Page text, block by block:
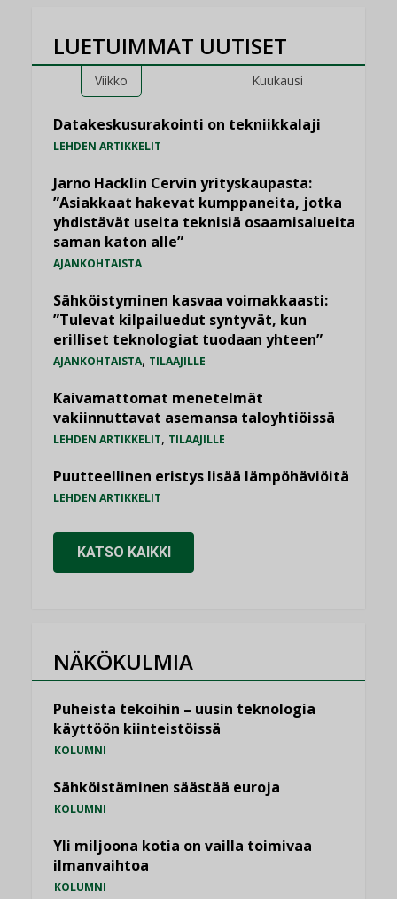
LUETUIMMAT UUTISET
Viikko Kuukausi
Datakeskusurakointi on tekniikkalaji
LEHDEN ARTIKKELIT
Jarno Hacklin Cervin yrityskaupasta:
”Asiakkaat hakevat kumppaneita, jotka
yhdistävät useita teknisiä osaamisalueita
saman katon alle”
AJANKOHTAISTA
Sähköistyminen kasvaa voimakkaasti:
”Tulevat kilpailuedut syntyvät, kun
erilliset teknologiat tuodaan yhteen”
AJANKOHTAISTA, TILAAJILLE
Kaivamattomat menetelmät
vakiinnuttavat asemansa taloyhtiöissä
LEHDEN ARTIKKELIT, TILAAJILLE
Puutteellinen eristys lisää lämpöhäviöitä
LEHDEN ARTIKKELIT
KATSO KAIKKI
NÄKÖKULMIA
Puheista tekoihin – uusin teknologia
käyttöön kiinteistöissä
KOLUMNI
Sähköistäminen säästää euroja
KOLUMNI
Yli miljoona kotia on vailla toimivaa
ilmanvaihtoa
KOLUMNI